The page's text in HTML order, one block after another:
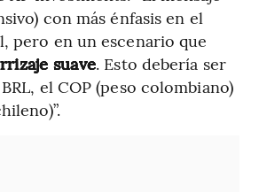
con más énfasis en el
pero en un escenario que
suave. Esto debería ser
el COP (peso colombiano)